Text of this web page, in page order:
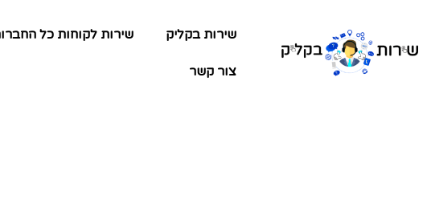
שירות בקליק שירות לקוחות כל
צור קשר